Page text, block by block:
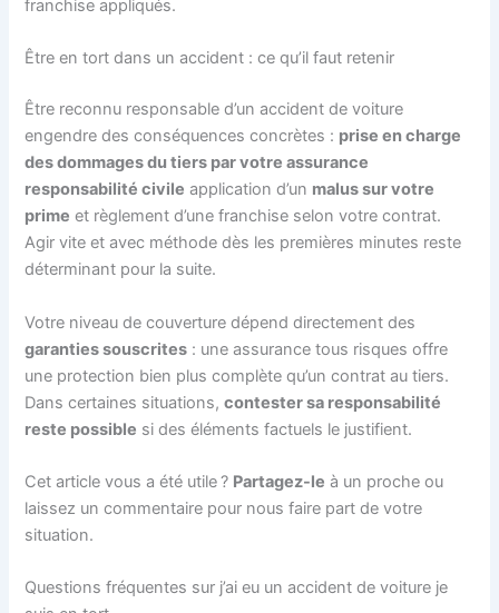
franchise appliqués.
Être en tort dans un accident : ce qu’il faut retenir
Être reconnu responsable d’un accident de voiture
engendre des conséquences concrètes : prise en charge
des dommages du tiers par votre assurance
responsabilité civile application d’un malus sur votre
prime et règlement d’une franchise selon votre contrat.
Agir vite et avec méthode dès les premières minutes reste
déterminant pour la suite.
Votre niveau de couverture dépend directement des
garanties souscrites : une assurance tous risques offre
une protection bien plus complète qu’un contrat au tiers.
Dans certaines situations,contester sa responsabilité
reste possible si des éléments factuels le justifient.
Cet article vous a été utile ? Partagez-le à un proche ou
laissez un commentaire pour nous faire part de votre
situation.
Questions fréquentes sur j’ai eu un accident de voiture je